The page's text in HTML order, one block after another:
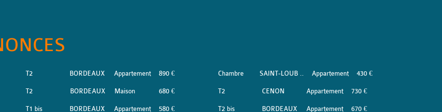
T2 BORDEAUX Appartement 890 €
T2 BORDEAUX Maison 680 €
T1 bis BORDEAUX Appartement 580 €
Chambre SAINT-LOUB .. Appartement 430 €
T2 CENON Appartement 730 €
T2 bis BORDEAUX Appartement 670 €